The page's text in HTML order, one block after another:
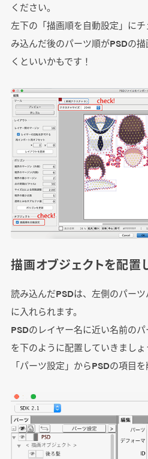
ください。
左下の「描画順を自動設定」に
み込んだ後のパーツ順がPSDの
くといいかもです！
描画オブジェクトを配置
読み込んだPSDは、左側のパー
に入れられます。
PSDのレイヤー名に近い名前の
を下のように配置していきまし
「パーツ設定」からPSDの項目